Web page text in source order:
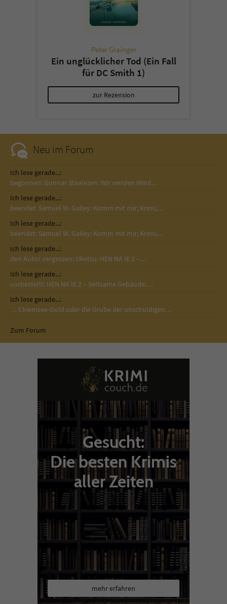
Peter Grainger
Ein unglücklicher Tod (Ein Fall
für DC Smith 1)
zur Rezension
Neu im Forum
Ich lese gerade...:
begonnen: Gunnar Staalesen: Wir werden Wind…
Ich lese gerade...:
beendet: Samuel W. Gailey: Komm mit mir; Krimi,…
Ich lese gerade...:
beendet: Samuel W. Gailey: Komm mit mir; Krimi,…
Ich lese gerade...:
den Autor vergessen: Uketsu: HEN NA IE 2 –…
Ich lese gerade...:
vorbestellt: HEN NA IE 2 – Seltsame Gebäude:…
Ich lese gerade...:
… Chiemsee-Gold oder die Grube der unschuldigen…
Zum Forum
Gesucht:
Die besten Krimis
aller Zeiten
mehr erfahren